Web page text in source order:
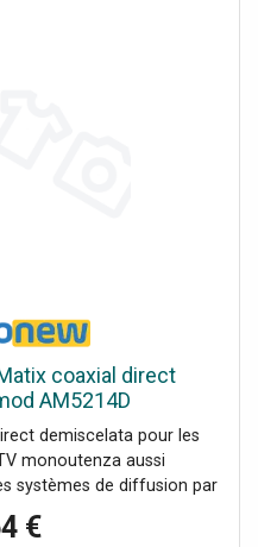
coaxial direct
AM5214D
demiscelata pour les
monoutenza aussi
systèmes de diffusion par
à la tête avec le
de sélection du canal et
€